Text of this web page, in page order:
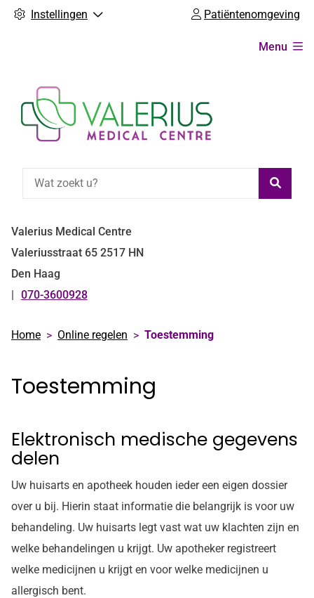
Instellingen Patiëntenomgeving
Menu
Valerius Medical Centre
Valeriusstraat 65 2517 HN
Den Haag
Tel:
070-3600928
Home Online regelen Toestemming
Toestemming
Elektronisch medische gegevens
delen
Uw huisarts en apotheek houden ieder een eigen dossier
over u bij. Hierin staat informatie die belangrijk is voor uw
behandeling. Uw huisarts legt vast wat uw klachten zijn en
welke behandelingen u krijgt. Uw apotheker registreert
welke medicijnen u krijgt en voor welke medicijnen u
allergisch bent.